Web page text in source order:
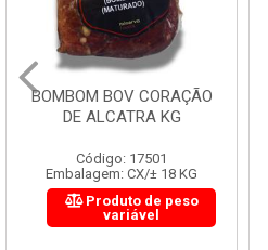
BOMBOM BOV CORAÇÃO
DE ALCATRA KG
Código: 17501
Embalagem: CX/± 18 KG
Produto de peso
variável